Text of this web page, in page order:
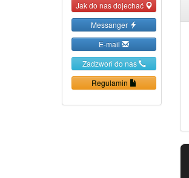
Jak do nas dojechać
Messanger
E-mail
Zadzwoń do nas
Regulamin